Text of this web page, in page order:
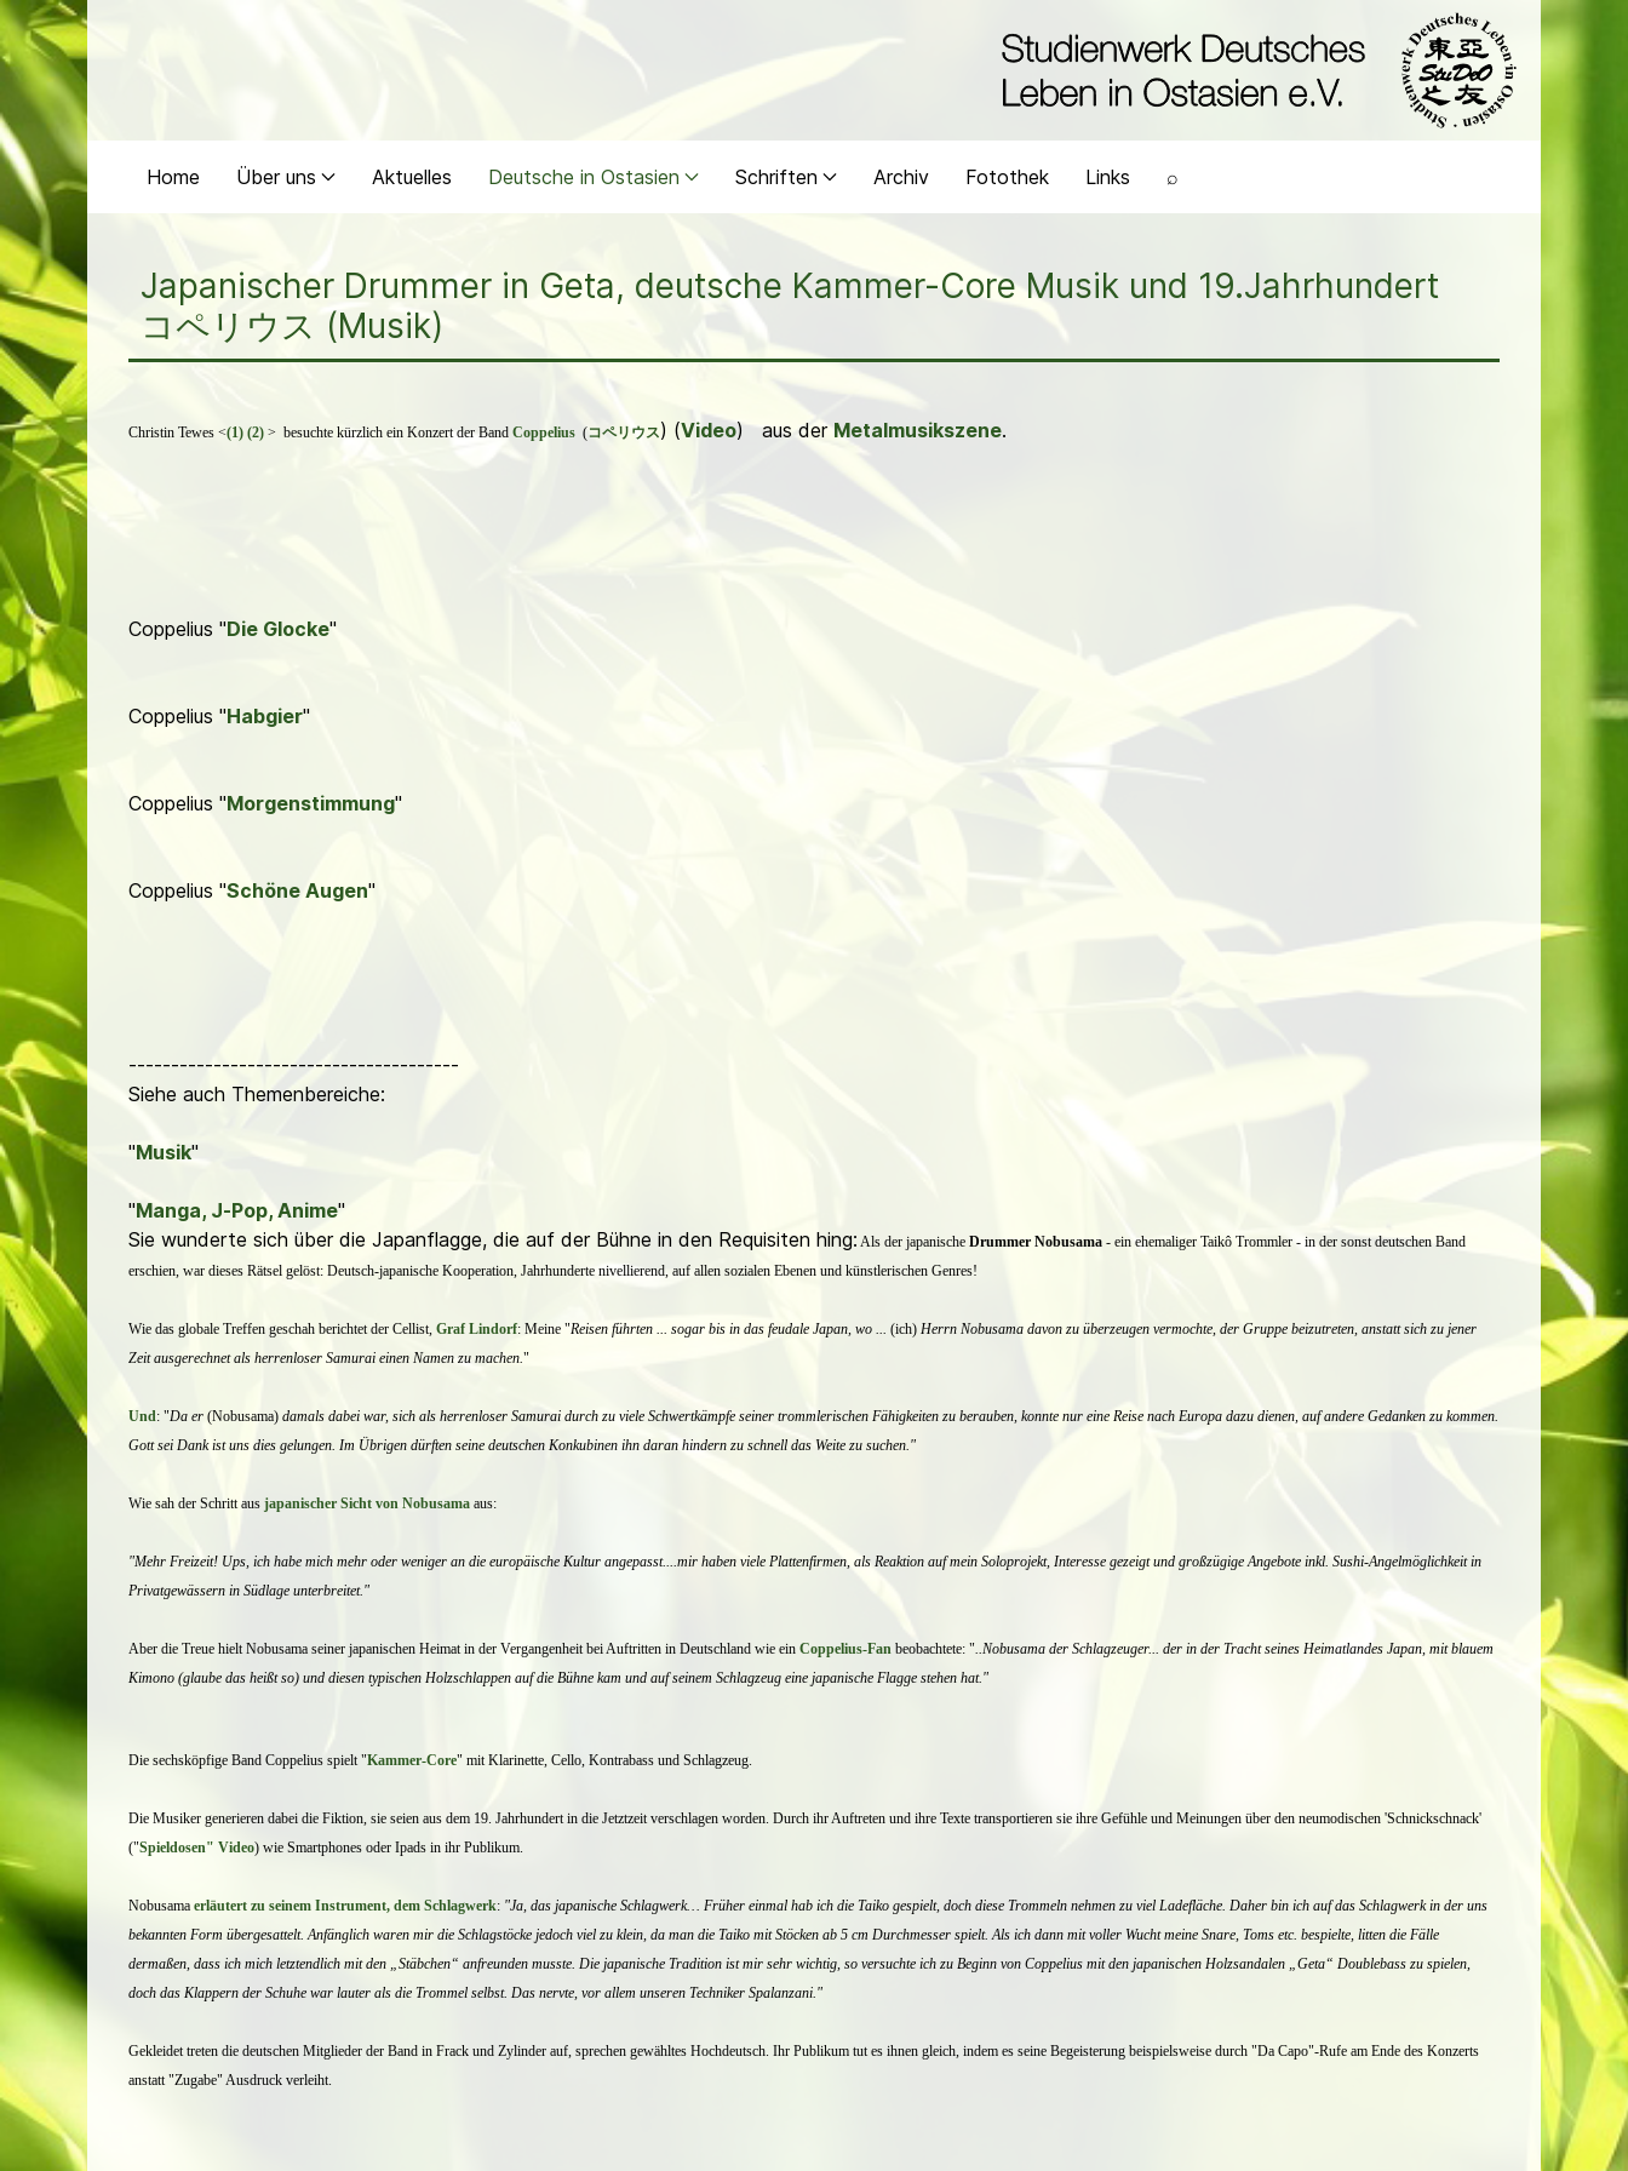
Home Über uns Aktuelles Deutsche in Ostasien Schriften Archiv Fotothek Links ⌕
Japanischer Drummer in Geta, deutsche Kammer-Core Musik und 19.Jahrhundert
コペリウス (Musik)
Christin Tewes <(1) (2) > besuchte kürzlich ein Konzert der Band Coppelius (コペリウス) (Video) aus derMetalmusikszene.
Coppelius "Die Glocke"
Coppelius "Habgier"
Coppelius "Morgenstimmung"
Coppelius "Schöne Augen"
---------------------------------------
Siehe auch Themenbereiche:
"Musik"
"Manga, J-Pop, Anime"
Sie wunderte sich über die Japanflagge, die auf der Bühne in den Requisiten hing: Als der japanische Drummer Nobusama - ein ehemaliger Taikô Trommler - in der sonst deutschen Band
erschien, war dieses Rätsel gelöst: Deutsch-japanische Kooperation, Jahrhunderte nivellierend, auf allen sozialen Ebenen und künstlerischen Genres!
Wie das globale Treffen geschah berichtet der Cellist, Graf Lindorf: Meine "Reisen führten ... sogar bis in das feudale Japan, wo ... (ich) Herrn Nobusama davon zu überzeugen vermochte, der Gruppe beizutreten, anstatt sich zu jener
Zeit ausgerechnet als herrenloser Samurai einen Namen zu machen."
Und: "Da er (Nobusama) damals dabei war, sich als herrenloser Samurai durch zu viele Schwertkämpfe seiner trommlerischen Fähigkeiten zu berauben, konnte nur eine Reise nach Europa dazu dienen, auf andere Gedanken zu kommen.
Gott sei Dank ist uns dies gelungen. Im Übrigen dürften seine deutschen Konkubinen ihn daran hindern zu schnell das Weite zu suchen."
Wie sah der Schritt aus japanischer Sicht von Nobusama aus:
"Mehr Freizeit! Ups, ich habe mich mehr oder weniger an die europäische Kultur angepasst....mir haben viele Plattenfirmen, als Reaktion auf mein Soloprojekt, Interesse gezeigt und großzügige Angebote inkl. Sushi-Angelmöglichkeit in
Privatgewässern in Südlage unterbreitet."
Aber die Treue hielt Nobusama seiner japanischen Heimat in der Vergangenheit bei Auftritten in Deutschland wie ein Coppelius-Fan beobachtete: "..Nobusama der Schlagzeuger... der in der Tracht seines Heimatlandes Japan, mit blauem
Kimono (glaube das heißt so) und diesen typischen Holzschlappen auf die Bühne kam und auf seinem Schlagzeug eine japanische Flagge stehen hat."
Die sechsköpfige Band Coppelius spielt "Kammer-Core" mit Klarinette, Cello, Kontrabass und Schlagzeug.
Die Musiker generieren dabei die Fiktion, sie seien aus dem 19. Jahrhundert in die Jetztzeit verschlagen worden. Durch ihr Auftreten und ihre Texte transportieren sie ihre Gefühle und Meinungen über den neumodischen 'Schnickschnack'
("Spieldosen" Video) wie Smartphones oder Ipads in ihr Publikum.
Nobusama erläutert zu seinem Instrument, dem Schlagwerk: "Ja, das japanische Schlagwerk… Früher einmal hab ich die Taiko gespielt, doch diese Trommeln nehmen zu viel Ladefläche. Daher bin ich auf das Schlagwerk in der uns
bekannten Form übergesattelt. Anfänglich waren mir die Schlagstöcke jedoch viel zu klein, da man die Taiko mit Stöcken ab 5 cm Durchmesser spielt. Als ich dann mit voller Wucht meine Snare, Toms etc. bespielte, litten die Fälle
dermaßen, dass ich mich letztendlich mit den „Stäbchen“ anfreunden musste. Die japanische Tradition ist mir sehr wichtig, so versuchte ich zu Beginn von Coppelius mit den japanischen Holzsandalen „Geta“ Doublebass zu spielen,
doch das Klappern der Schuhe war lauter als die Trommel selbst. Das nervte, vor allem unseren Techniker Spalanzani."
Gekleidet treten die deutschen Mitglieder der Band in Frack und Zylinder auf, sprechen gewähltes Hochdeutsch. Ihr Publikum tut es ihnen gleich, indem es seine Begeisterung beispielsweise durch "Da Capo"-Rufe am Ende des Konzerts
anstatt "Zugabe" Ausdruck verleiht.